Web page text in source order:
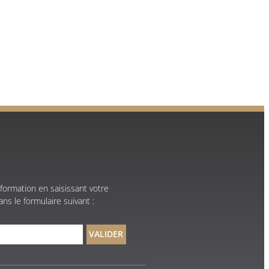
en saisissant votre
le formulaire suivant :
VALIDER